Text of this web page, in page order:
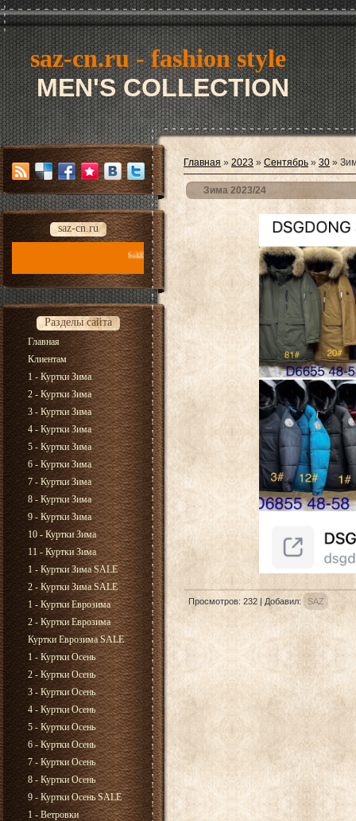
saz-cn.ru - fashion style
MEN'S COLLECTION
saz-cn.ru
saz-cn.ru - fashion style new collection 2026
Разделы сайта
Главная
Клиентам
1 - Куртки Зима
2 - Куртки Зима
3 - Куртки Зима
4 - Куртки Зима
5 - Куртки Зима
6 - Куртки Зима
7 - Куртки Зима
8 - Куртки Зима
9 - Куртки Зима
10 - Куртки Зима
11 - Куртки Зима
1 - Куртки Зима SALE
2 - Куртки Зима SALE
1 - Куртки Еврозима
2 - Куртки Еврозима
Куртки Еврозима SALE
1 - Куртки Осень
2 - Куртки Осень
3 - Куртки Осень
4 - Куртки Осень
5 - Куртки Осень
6 - Куртки Осень
7 - Куртки Осень
8 - Куртки Осень
9 - Куртки Осень SALE
1 - Ветровки
Главная » 2023 » Сентябрь » 30 »
Зима 2023/24
Просмотров: 232 | Добавил: SAZ